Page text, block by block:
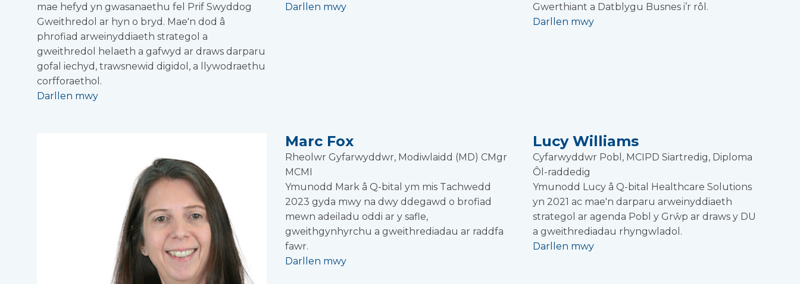
mae hefyd yn gwasanaethu fel Prif Swyddog
Gweithredol ar hyn o bryd. Mae'n dod â
phrofiad arweinyddiaeth strategol a
gweithredol helaeth a gafwyd ar draws darparu
gofal iechyd, trawsnewid digidol, a llywodraethu
corfforaethol.
Darllen mwy
Darllen mwy
Gwerthiant a Datblygu Busnes i’r rôl.
Darllen mwy
Marc Fox
Rheolwr Gyfarwyddwr, Modiwlaidd (MD) CMgr
MCMI
Ymunodd Mark â Q-bital ym mis Tachwedd
2023 gyda mwy na dwy ddegawd o brofiad
mewn adeiladu oddi ar y safle,
gweithgynhyrchu a gweithrediadau ar raddfa
fawr.
Darllen mwy
Lucy Williams
Cyfarwyddwr Pobl, MCIPD Siartredig, Diploma
Ôl-raddedig
Ymunodd Lucy â Q-bital Healthcare Solutions
yn 2021 ac mae'n darparu arweinyddiaeth
strategol ar agenda Pobl y Grŵp ar draws y DU
a gweithrediadau rhyngwladol.
Darllen mwy